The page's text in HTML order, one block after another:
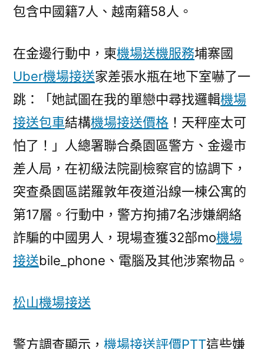
山
機
場
接
送
被
捕，
包
含
中
國
7
包含中國籍7人、越南籍58人。
在金邊行動中，柬機場送機服務埔寨國
Uber機場接送家差張水瓶在地下室嚇了一
跳：「她試圖在我的單戀中尋找邏輯機場
接送包車結構機場接送價格 ！天秤座太可
怕了！」人總署聯合桑園區警方、金邊市
差人局，在初級法院副檢察官的協調下，
突查桑園區諾羅敦年夜道沿線一棟公寓的
第17層。行動中，警方拘捕7名涉嫌網絡
詐騙的中國男人，現場查獲32部mo機場
接送bile_phone、電腦及其他涉案物品。
松山機場接送
警方調查顯示， 機場接送評價PTT這些嫌